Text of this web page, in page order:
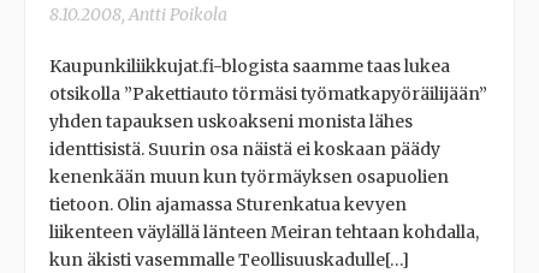
8.10.2008,Antti Poikola
Kaupunkiliikkujat.fi-blogista saamme taas lukea
otsikolla ”Pakettiauto törmäsi työmatkapyöräilijään”
yhden tapauksen uskoakseni monista lähes
identtisistä. Suurin osa näistä ei koskaan päädy
kenenkään muun kun työrmäyksen osapuolien
tietoon. Olin ajamassa Sturenkatua kevyen
liikenteen väylällä länteen Meiran tehtaan kohdalla,
kun äkisti vasemmalle Teollisuuskadulle[…]